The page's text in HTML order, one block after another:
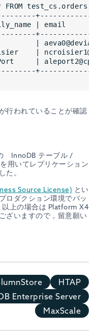
FROM test_cs.orders;
| email
|
|
|
行われていることが確認
InnoDB テーブル /
用いてレプリケーション
た。
Source License) とい
ロダクション環境でバッ
以上の場合は Platform X4
ざいますので，留意願い
HTAP
Enterprise Server
MaxScale